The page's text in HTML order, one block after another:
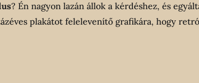
? Én nagyon lazán állok a kérdéshez, és
plakátot felelevenítő grafikára, hogy